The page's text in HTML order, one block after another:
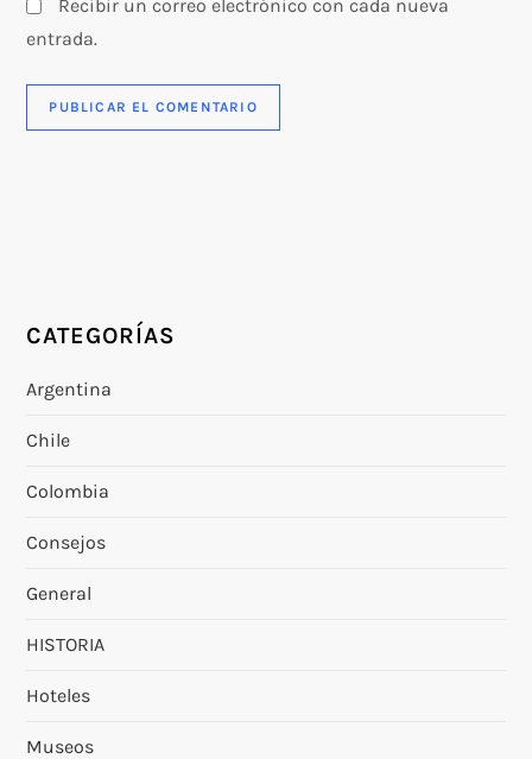
Recibir un correo electrónico con cada nueva
entrada.
CATEGORÍAS
Argentina
Chile
Colombia
Consejos
General
HISTORIA
Hoteles
Museos